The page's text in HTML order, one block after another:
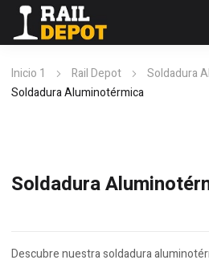
Inicio 1 Rail Depot
Soldadura
Soldadura Aluminotérmica
Soldadura
Descubre nuestra soldadura